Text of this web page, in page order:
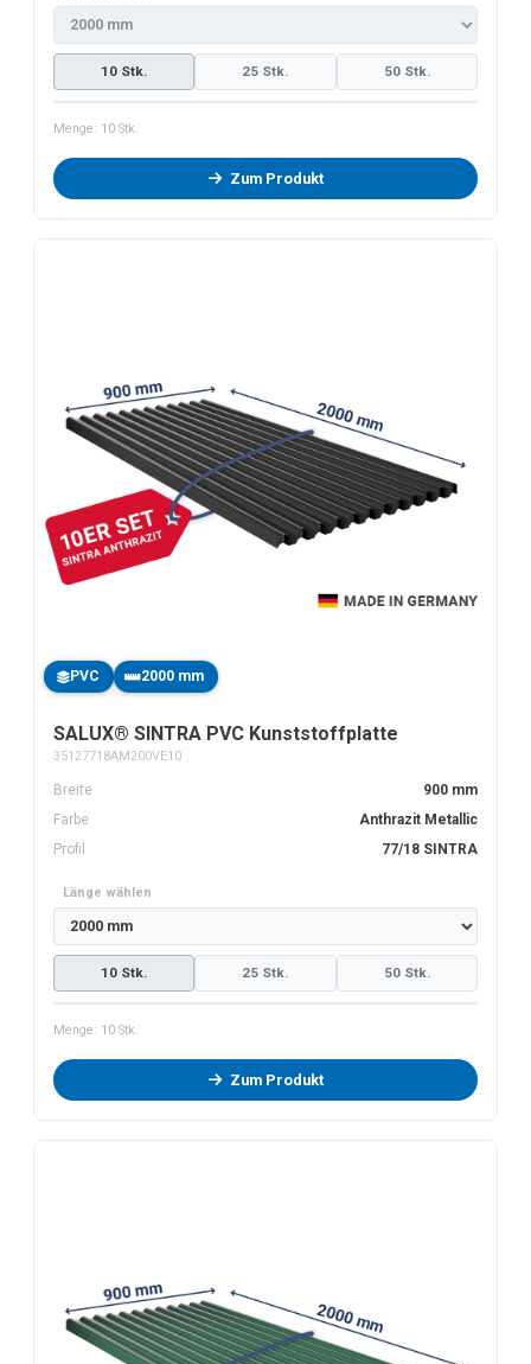
10 Stk. 25 Stk. 50 Stk.
Menge: 10 Stk.
Zum Produkt
PVC 2000 mm
SALUX® SINTRA PVC Kunststoffplatte
35127718AM200VE10
Breite
900 mm
Farbe
Anthrazit Metallic
Profil
77/18 SINTRA
Länge wählen
10 Stk. 25 Stk. 50 Stk.
Menge: 10 Stk.
Zum Produkt